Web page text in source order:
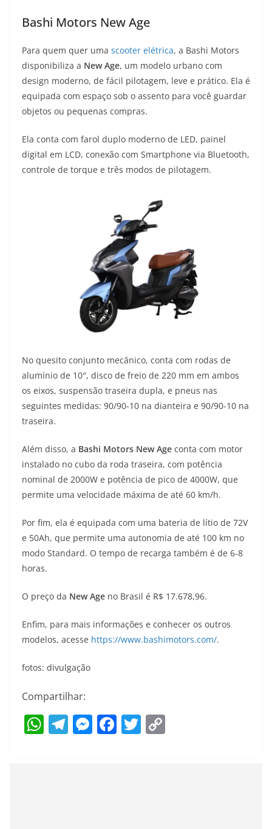
Bashi Motors New Age
Para quem quer uma scooter elétrica, a Bashi Motors
disponibiliza a New Age, um modelo urbano com
design moderno, de fácil pilotagem, leve e prático. Ela é
equipada com espaço sob o assento para você guardar
objetos ou pequenas compras.
Ela conta com farol duplo moderno de LED, painel
digital em LCD, conexão com Smartphone via Bluetooth,
controle de torque e três modos de pilotagem.
No quesito conjunto mecânico, conta com rodas de
alumínio de 10″, disco de freio de 220 mm em ambos
os eixos, suspensão traseira dupla, e pneus nas
seguintes medidas: 90/90-10 na dianteira e 90/90-10 na
traseira.
Além disso, a Bashi Motors New Age conta com motor
instalado no cubo da roda traseira, com potência
nominal de 2000W e potência de pico de 4000W, que
permite uma velocidade máxima de até 60 km/h.
Por fim, ela é equipada com uma bateria de lítio de 72V
e 50Ah, que permite uma autonomia de até 100 km no
modo Standard. O tempo de recarga também é de 6-8
horas.
O preço da New Age no Brasil é R$ 17.678,96.
Enfim, para mais informações e conhecer os outros
modelos, acesse https://www.bashimotors.com/.
fotos: divulgação
Compartilhar:
W T M F T